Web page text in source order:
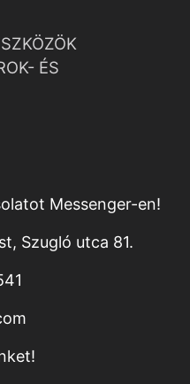
ÉS
Messenger-en!
Szugló utca 81.